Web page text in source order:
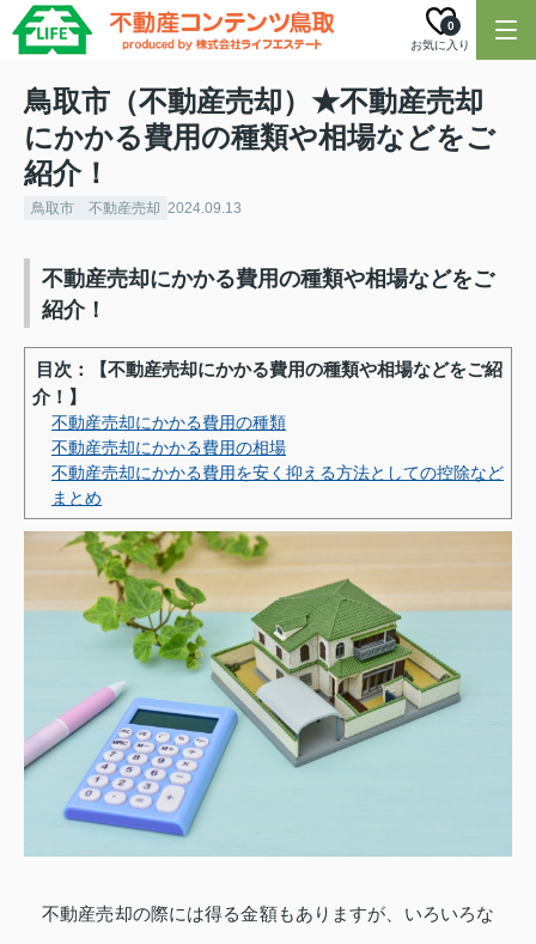
お気に入り
0
鳥取市（不動産売却）★不動産売却
にかかる費用の種類や相場などをご
紹介！
鳥取市 不動産売却 2024.09.13
不動産売却にかかる費用の種類や相場などをご
紹介！
目次：【不動産売却にかかる費用の種類や相場などをご紹
介！】
不動産売却にかかる費用の種類
不動産売却にかかる費用の相場
不動産売却にかかる費用を安く抑える方法としての控除など
まとめ
不動産売却の際には得る金額もありますが、いろいろな